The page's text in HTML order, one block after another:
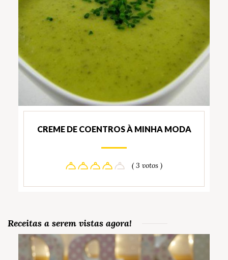
CREME DE COENTROS À MINHA MODA
( 3 votos )
Receitas a serem vistas agora!